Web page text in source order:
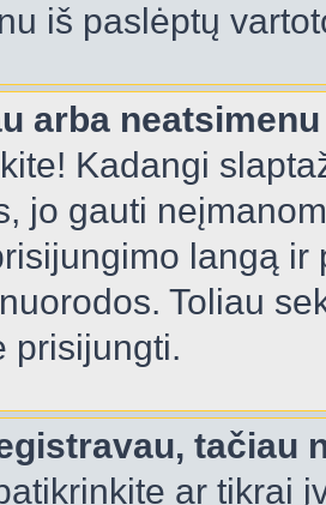
iš paslėptų
arba
Kadangi
jo gauti
langą
Toliau
prisijungti.
tačiau
ar tikrai